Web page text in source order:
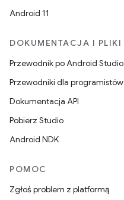
Android 11
DOKUMENTACJA I
Przewodnik po Android Studio
Przewodniki dla programistów
Dokumentacja API
Pobierz Studio
Android NDK
POMOC
Zgłoś problem z platformą